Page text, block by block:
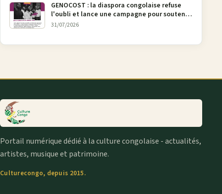
GENOCOST : la diaspora congolaise refuse
l'oubli et lance une campagne pour soutenir
la pétition FONAREV depuis Bruxelles
31/07/2026
Portail numérique dédié à la culture congolaise - actualités,
artistes, musique et patrimoine.
Culturecongo, depuis 2015.